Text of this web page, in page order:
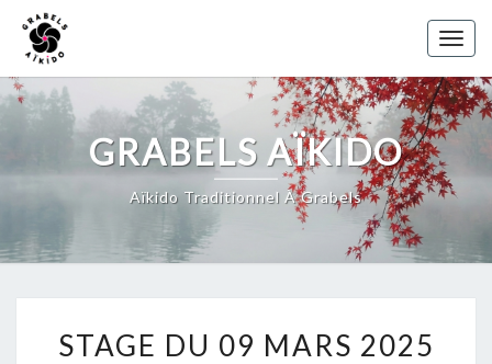
Skip
content
GRABELS AÏKIDO
Aïkido Traditionnel À Grabels
DU
STAGE DU 09 MARS 2025